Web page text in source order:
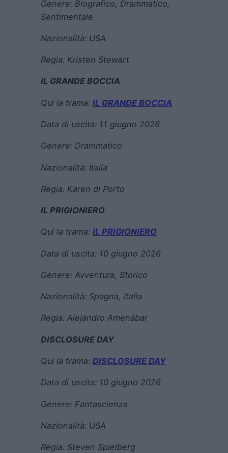
Genere: Biografico, Drammatico,
Sentimentale
Nazionalità: USA
Regia: Kristen Stewart
IL GRANDE BOCCIA
Qui la trama: IL GRANDE BOCCIA
Data di uscita: 11 giugno 2026
Genere: Drammatico
Nazionalità: Italia
Regia: Karen di Porto
IL PRIGIONIERO
Qui la trama: IL PRIGIONIERO
Data di uscita: 10 giugno 2026
Genere: Avventura, Storico
Nazionalità: Spagna, Italia
Regia: Alejandro Amenábar
DISCLOSURE DAY
Qui la trama: DISCLOSURE DAY
Data di uscita: 10 giugno 2026
Genere: Fantascienza
Nazionalità: USA
Regia: Steven Spielberg